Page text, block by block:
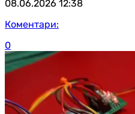
08.06.2026 12:38
Коментари:
0